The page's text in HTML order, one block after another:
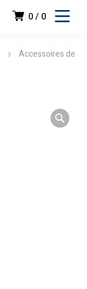
0 0
Accessoires de